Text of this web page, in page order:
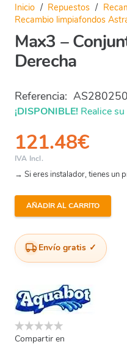
Inicio / Repuestos /
Recambio limpiafondos
Max3 –
Derecha
Referencia:
¡DISPONIBLE! Realice
121.48€
IVA Incl.
→ Si eres instalador, tienes un
Max3
Conjunto
Tapa
Derecha
cantidad
AÑADIR AL CARRITO
Envío gratis
Compartir en